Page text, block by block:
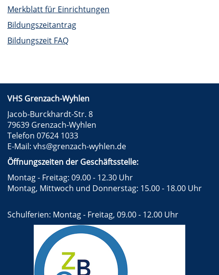
Merkblatt für Einrichtungen
Bildungszeitantrag
Bildungszeit FAQ
VHS Grenzach-Wyhlen
Jacob-Burckhardt-Str. 8
79639 Grenzach-Wyhlen
Telefon 07624 1033
E-Mail: vhs@grenzach-wyhlen.de
Öffnungszeiten der Geschäftsstelle:
Montag - Freitag: 09.00 - 12.30 Uhr
Montag, Mittwoch und Donnerstag: 15.00 - 18.00 Uhr
Schulferien: Montag - Freitag, 09.00 - 12.00 Uhr